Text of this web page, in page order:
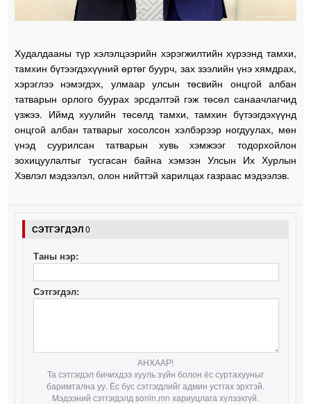
Худалдааны түр хэлэлцээрийн хэрэгжилтийн хүрээнд тамхи,
тамхин бүтээгдэхүүний өртөг буурч, зах зээлийн үнэ хямдрах,
хэрэглээ нэмэгдэх, улмаар улсын төсвийн онцгой албан
татварын орлого буурах эрсдэлтэй гэж төсөл санаачлагчид
үзжээ. Иймд хуулийн төсөлд тамхи, тамхин бүтээгдэхүүнд
онцгой албан татварыг хосолсон хэлбэрээр ногдуулах, мөн
үнэд суурилсан татварын хувь хэмжээг тодорхойлон
зохицуулалтыг тусгасан байна хэмээн Улсын Их Хурлын
Хэвлэл мэдээлэл, олон нийттэй харилцах газраас мэдээлэв.
СЭТГЭГДЭЛ0
Таны нэр:
Сэтгэгдэл:
АНХААР!
Та сэтгэгдэл бичихдээ хууль зүйн болон ёс суртахууныг
баримтална уу. Ёс бус сэтгэгдлийг админ устгах эрхтэй.
Мэдээний сэтгэгдэлд sonin.mn хариуцлага хүлээхгүй.